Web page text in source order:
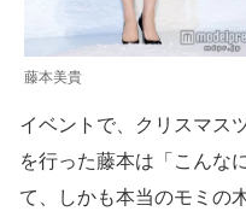
藤本美貴
イベントで、クリスマス
を行った藤本は「こんな
て、しかも本当のモミの